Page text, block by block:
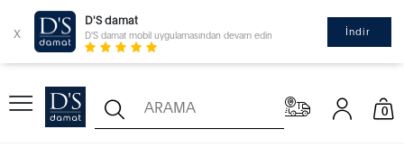
x
D'S damat
D'S damat mobil uygulamasından devam edin İndir
0